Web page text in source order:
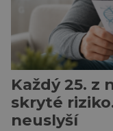
Každý 25. z
skryté
neuslyší